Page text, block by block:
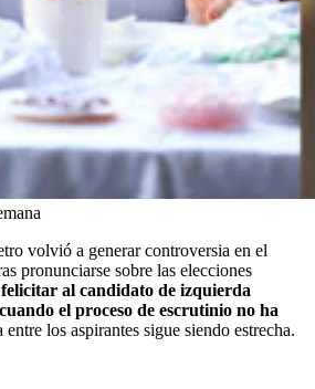
volvió a generar controversia en el
pronunciarse sobre las elecciones
felicitar al candidato de izquierda
el proceso de escrutinio no ha
los aspirantes sigue siendo estrecha.